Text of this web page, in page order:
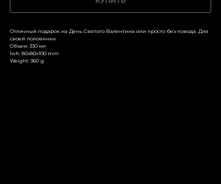
Отличный подарок на День Святого Валентина или просто без повода. Для
своей половинки.
Объем: 330 мл
lwh: 80x80x100 mm
Weight: 360 g